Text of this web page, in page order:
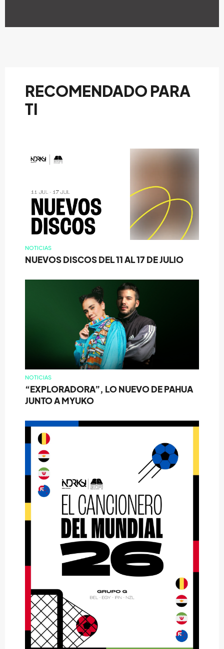
RECOMENDADO PARA
TI
NOTICIAS
NUEVOS DISCOS DEL 11 AL 17 DE JULIO
NOTICIAS
“EXPLORADORA”, LO NUEVO DE PAHUA
JUNTO A MYUKO